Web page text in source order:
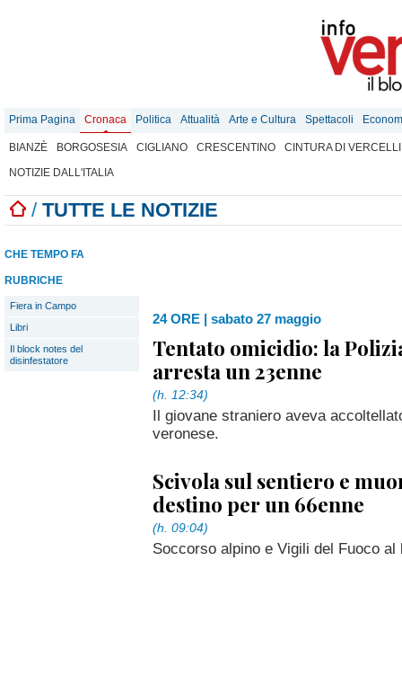
Prima Pagina Cronaca Politica Attualità Arte e Cultura Spettacoli
BIANZÈ BORGOSESIA CIGLIANO CRESCENTINO
CINTURA DI VERCELLI
NOTIZIE DALL'ITALIA
/ TUTTE LE NOTIZIE
CHE TEMPO FA
RUBRICHE
Fiera in Campo
Libri
Il block notes del
disinfestatore
24 ORE | sabato 27 maggio
Tentato omicidio: la
arresta un 23enne
(h. 12:34)
Il giovane straniero aveva
veronese.
Scivola sul sentiero e
destino per un 66enne
(h. 09:04)
Soccorso alpino e Vigili del Fuoco